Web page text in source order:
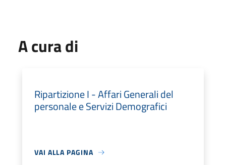
A cura di
Ripartizione I - Affari Generali del
personale e Servizi Demografici
VAI ALLA PAGINA